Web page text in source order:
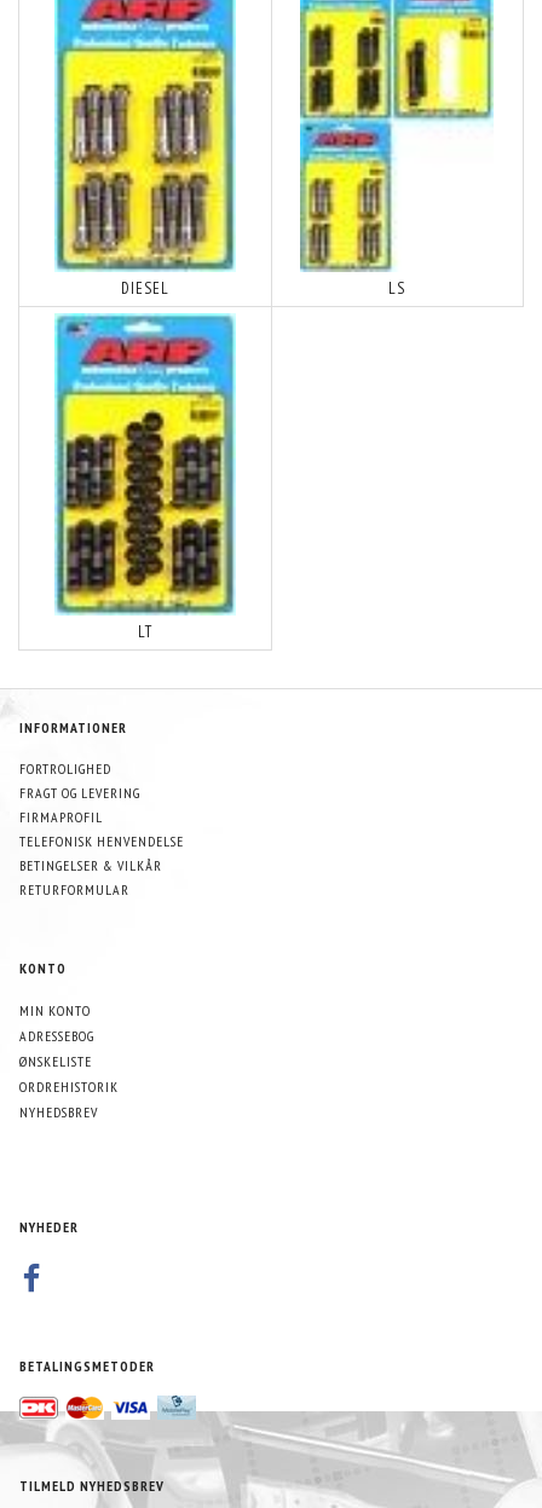
DIESEL LS
LT
INFORMATIONER
FORTROLIGHED
FRAGT OG LEVERING
FIRMAPROFIL
TELEFONISK HENVENDELSE
BETINGELSER & VILKÅR
RETURFORMULAR
KONTO
MIN KONTO
ADRESSEBOG
ØNSKELISTE
ORDREHISTORIK
NYHEDSBREV
NYHEDER
BETALINGSMETODER
TILMELD NYHEDSBREV